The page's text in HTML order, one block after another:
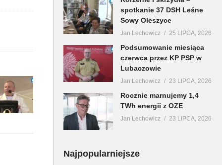
spotkanie 37 DSH Leśne
Sowy Oleszyce
Jan Lechowicz 25 LIPCA, 2026
Podsumowanie miesiąca
czerwca przez KP PSP w
Lubaczowie
Jan Lechowicz 23 LIPCA, 2026
Rocznie marnujemy 1,4
TWh energii z OZE
Jan Lechowicz 23 LIPCA, 2026
Najpopularniejsze